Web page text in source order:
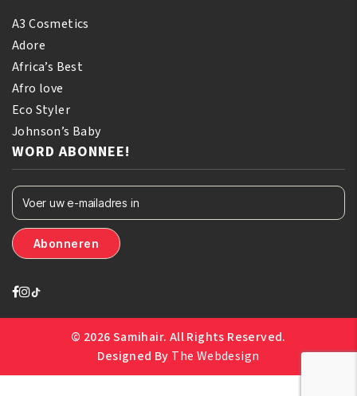
A3 Cosmetics
Adore
Africa’s Best
Afro love
Eco Styler
Johnson’s Baby
WORD ABONNEE!
© 2026 Samihair. All Rights Reserved.
Designed By The Webdesign